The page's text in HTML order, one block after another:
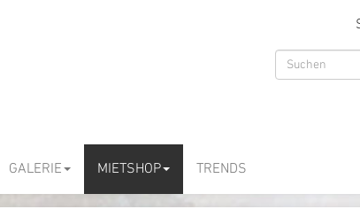
GALERIE MIETSHOP TRENDS